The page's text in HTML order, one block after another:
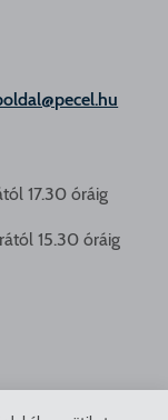
17.30 óráig
15.30 óráig